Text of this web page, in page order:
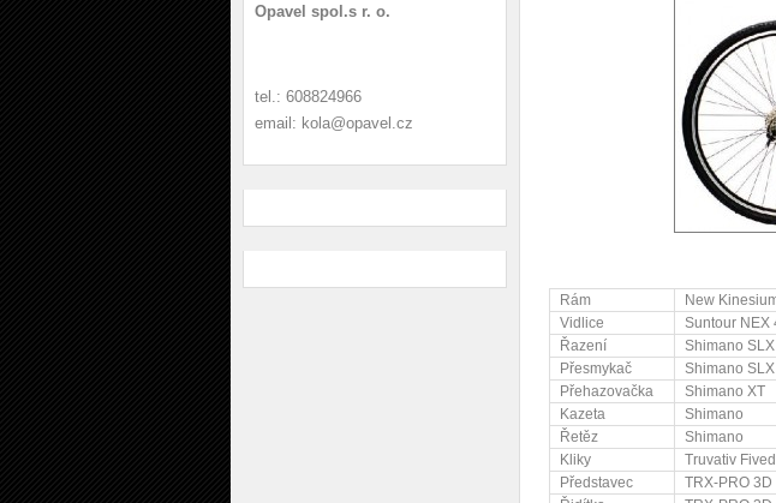
Opavel spol.s r. o.
tel.: 608824966
email: kola@opavel.cz
Rám
New
Vidlice
Suntour NEX
Řazení
Shimano SLX
Přesmykač
Shimano SLX
Přehazovačka
Shimano XT
Kazeta
Shimano
Řetěz
Shimano
Kliky
Truvativ
Představec
TRX-PRO 3D